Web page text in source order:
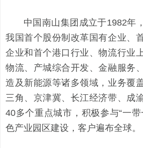
中国南山集团成立于1982年
我国首个股份制改革国有企业、
企业和首个港口行业、物流行业
物流、产城综合开发、金融服务
造及新能源等诸多领域，业务覆
三角、京津冀、长江经济带、成
40多个重点城市，积极参与“一
色产业园区建设，客户遍布全球。